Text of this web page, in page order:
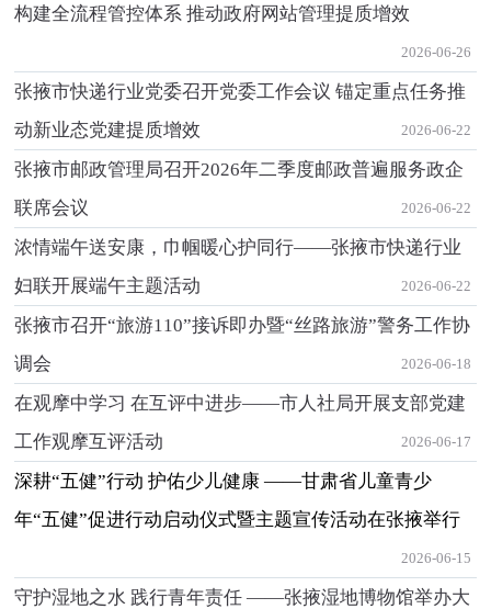
构建全流程管控体系 推动政府网站管理提质增效
2026-06-26
张掖市快递行业党委召开党委工作会议 锚定重点任务推
动新业态党建提质增效
2026-06-22
张掖市邮政管理局召开2026年二季度邮政普遍服务政企
联席会议
2026-06-22
浓情端午送安康，巾帼暖心护同行——张掖市快递行业
妇联开展端午主题活动
2026-06-22
张掖市召开“旅游110”接诉即办暨“丝路旅游”警务工作协
调会
2026-06-18
在观摩中学习 在互评中进步——市人社局开展支部党建
工作观摩互评活动
2026-06-17
深耕“五健”行动 护佑少儿健康 ——甘肃省儿童青少
年“五健”促进行动启动仪式暨主题宣传活动在张掖举行
2026-06-15
守护湿地之水 践行青年责任 ——张掖湿地博物馆举办大